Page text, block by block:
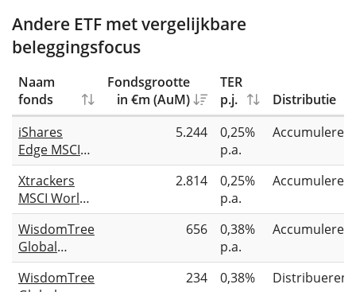
Andere ETF met vergelijkbare
beleggingsfocus
Naam
fonds
Fondsgrootte
in €m (AuM)
TER
p.j.
Distributie
iShares
Edge MSCI
World
Quality
Factor UCITS
ETF (Acc)
5.244
0,25%
p.a.
Xtrackers
MSCI World
Quality
UCITS ETF
1C
2.814
0,25%
p.a.
WisdomTree
Global
Quality
Dividend
656
0,38%
p.a.
WisdomTree
234
0,38%
Distribueren